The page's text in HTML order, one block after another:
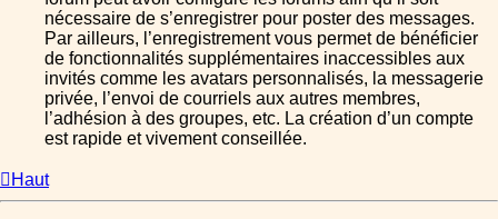
nécessaire de s’enregistrer pour poster des messages.
Par ailleurs, l’enregistrement vous permet de bénéficier
de fonctionnalités supplémentaires inaccessibles aux
invités comme les avatars personnalisés, la messagerie
privée, l’envoi de courriels aux autres membres,
l’adhésion à des groupes, etc. La création d’un compte
est rapide et vivement conseillée.
Haut